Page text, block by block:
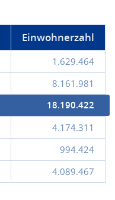
Einwohnerzahl
1.629.464
8.161.981
18.190.422
4.174.311
994.424
4.089.467